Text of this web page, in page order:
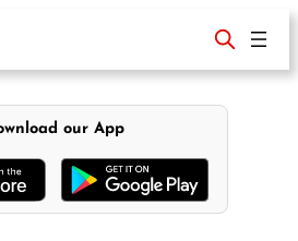
our App